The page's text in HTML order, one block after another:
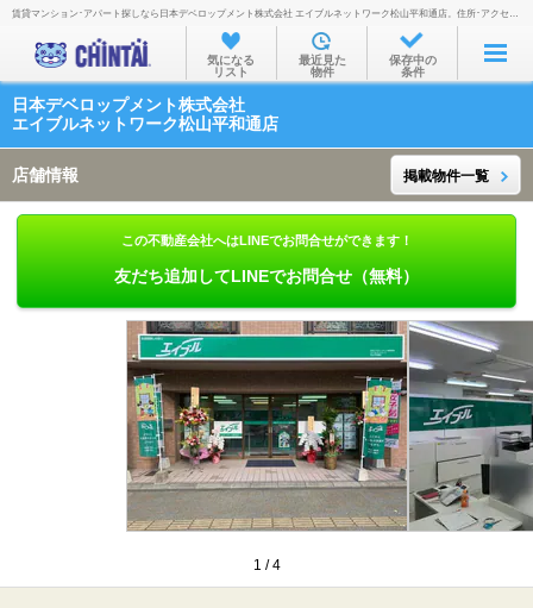
お部屋を探す
沿線・駅から
住所から
通勤通学時間から
物件特集から
賃貸マンション･アパート探しなら日本デベロップメント株式会社 エイブルネットワーク松山平和通店。住所･アクセス・所在地・地図・営業時間・定休日・電話番号などを掲載。
気になる
リスト
最近見た
物件
保存中の
条件
日本デベロップメント株式会社
エイブルネットワーク松山平和通店
店舗情報 掲載物件一覧
この不動産会社へはLINEでお問合せができます！
友だち追加してLINEでお問合せ（無料）
1 /4